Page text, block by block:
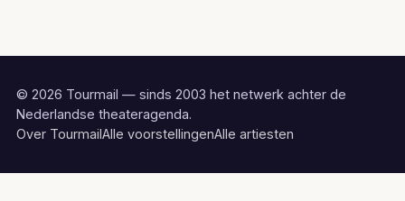
© 2026 Tourmail — sinds 2003 het netwerk achter de
Nederlandse theateragenda.
Over TourmailAlle voorstellingenAlle artiesten